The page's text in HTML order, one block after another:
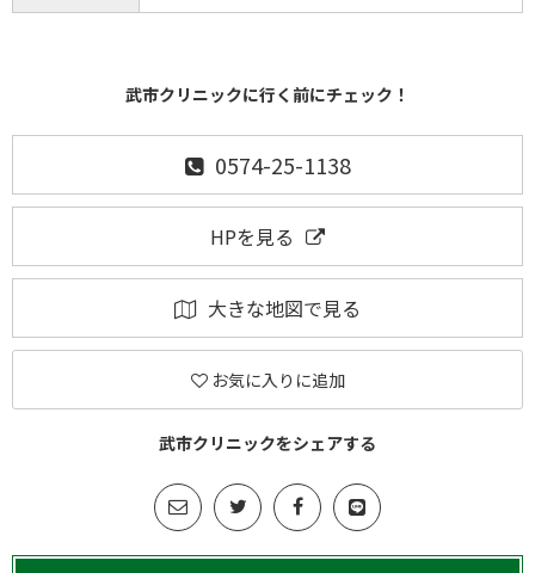
武市クリニックに行く前にチェック！
0574-25-1138
HPを見る
大きな地図で見る
お気に入りに追加
武市クリニックをシェアする